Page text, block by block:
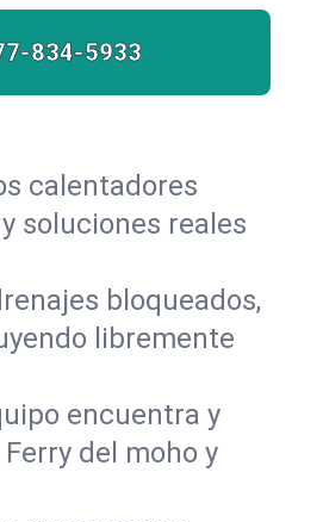
834-5933
calentadores
soluciones reales
bloqueados,
libremente
encuentra y
del moho y